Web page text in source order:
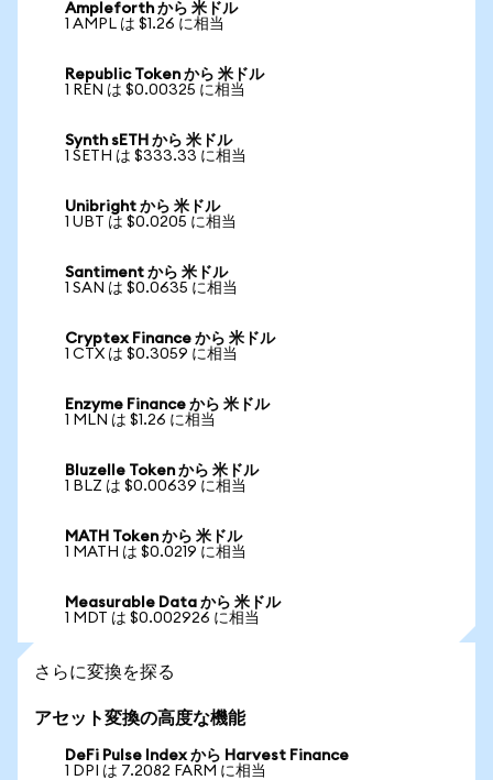
Ampleforth から 米ドル
1 AMPL は $1.26 に相当
Republic Token から 米ドル
1 REN は $0.00325 に相当
Synth sETH から 米ドル
1 SETH は $333.33 に相当
Unibright から 米ドル
1 UBT は $0.0205 に相当
Santiment から 米ドル
1 SAN は $0.0635 に相当
Cryptex Finance から 米ドル
1 CTX は $0.3059 に相当
Enzyme Finance から 米ドル
1 MLN は $1.26 に相当
Bluzelle Token から 米ドル
1 BLZ は $0.00639 に相当
MATH Token から 米ドル
1 MATH は $0.0219 に相当
Measurable Data から 米ドル
1 MDT は $0.002926 に相当
さらに変換を探る
アセット変換の高度な機能
DeFi Pulse Index から Harvest Finance
1 DPI は 7.2082 FARM に相当